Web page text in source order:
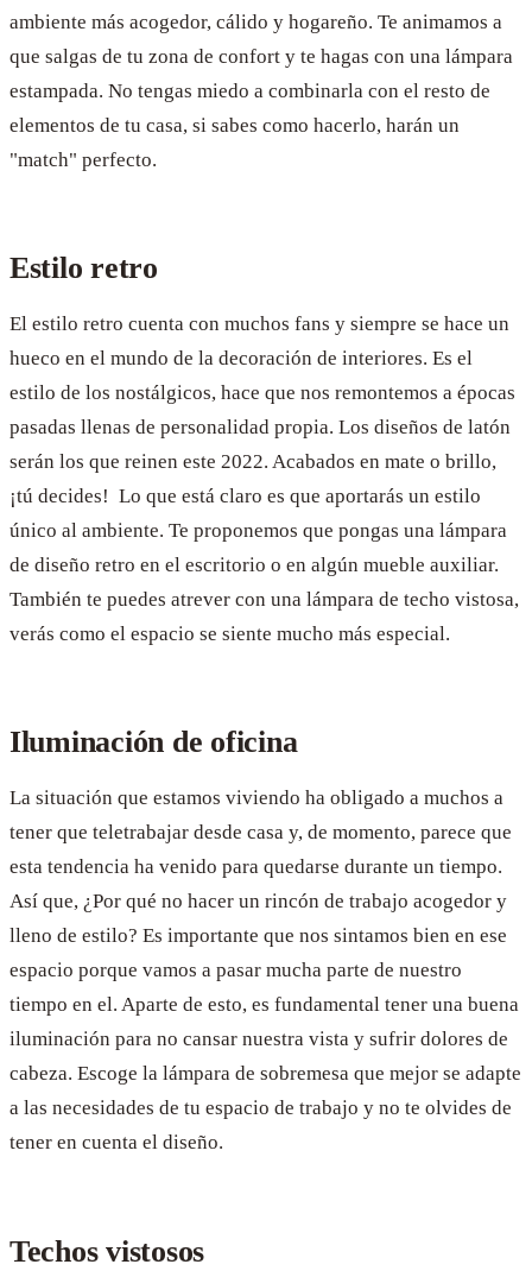
ambiente más acogedor, cálido y hogareño. Te animamos a
que salgas de tu zona de confort y te hagas con una lámpara
estampada. No tengas miedo a combinarla con el resto de
elementos de tu casa, si sabes como hacerlo, harán un
"match" perfecto.
Estilo retro
El estilo retro cuenta con muchos fans y siempre se hace un
hueco en el mundo de la decoración de interiores. Es el
estilo de los nostálgicos, hace que nos remontemos a épocas
pasadas llenas de personalidad propia. Los diseños de latón
serán los que reinen este 2022. Acabados en mate o brillo,
¡tú decides! Lo que está claro es que aportarás un estilo
único al ambiente. Te proponemos que pongas una lámpara
de diseño retro en el escritorio o en algún mueble auxiliar.
También te puedes atrever con una lámpara de techo vistosa,
verás como el espacio se siente mucho más especial.
Iluminación de oficina
La situación que estamos viviendo ha obligado a muchos a
tener que teletrabajar desde casa y, de momento, parece que
esta tendencia ha venido para quedarse durante un tiempo.
Así que, ¿Por qué no hacer un rincón de trabajo acogedor y
lleno de estilo? Es importante que nos sintamos bien en ese
espacio porque vamos a pasar mucha parte de nuestro
tiempo en el. Aparte de esto, es fundamental tener una buena
iluminación para no cansar nuestra vista y sufrir dolores de
cabeza. Escoge la lámpara de sobremesa que mejor se adapte
a las necesidades de tu espacio de trabajo y no te olvides de
tener en cuenta el diseño.
Techos vistosos